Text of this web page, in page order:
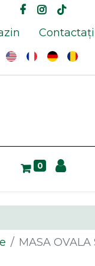
0
MASA OVALA